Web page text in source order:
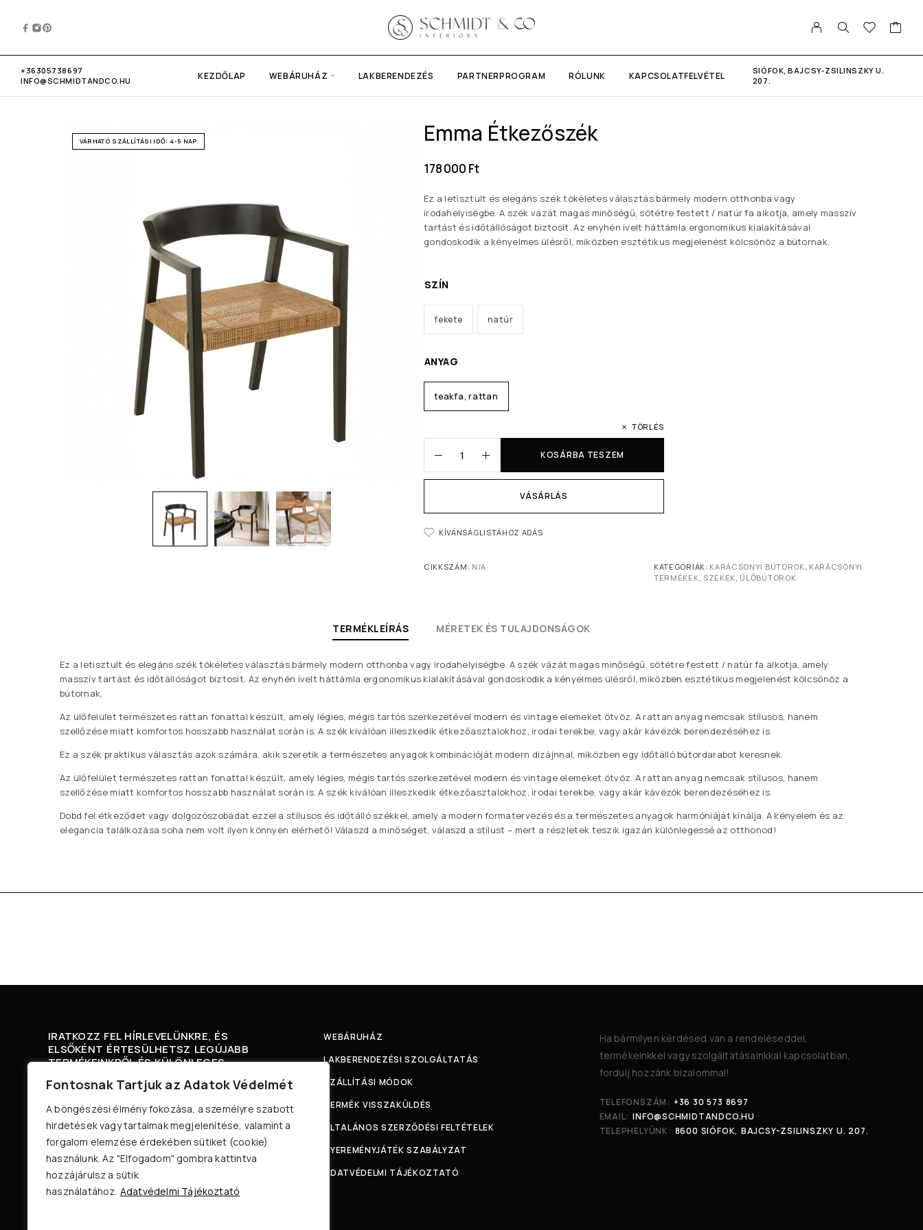
Fontosnak Tartjuk az Adatok Védelmét
A böngészési élmény fokozása, a személyre szabott
hirdetések vagy tartalmak megjelenítése, valamint a
forgalom elemzése érdekében sütiket (cookie)
használunk. Az "Elfogadom" gombra kattintva
hozzájárulsz a sütik
használatához. Adatvédelmi Tájékoztató
+36305738697
INFO@SCHMIDTANDCO.HU
KEZDŐLAP WEBÁRUHÁZ LAKBERENDEZÉS PARTNERPROGRAM RÓLUNK KAPCSOLATFELVÉTEL
SIÓFOK, BAJCSY-ZSILINSZKY U.
207.
VÁRHATÓ SZÁLLÍTÁSI IDŐ: 4-5 NAP Emma Étkezőszék
178 000 Ft
Ez a letisztult és elegáns szék tökéletes választás bármely modern otthonba vagy
irodahelyiségbe. A szék vázát magas minőségű, sötétre festett / natúr fa alkotja, amely masszív
tartást és időtállóságot biztosít. Az enyhén ívelt háttámla ergonomikus kialakításával
gondoskodik a kényelmes ülésről, miközben esztétikus megjelenést kölcsönöz a bútornak.
SZÍN
fekete natúr
ANYAG
teakfa, rattan
TÖRLÉS
KOSÁRBA TESZEM
VÁSÁRLÁS
KÍVÁNSÁGLISTÁHOZ ADÁS
CIKKSZÁM: N/A KATEGÓRIÁK: KARÁCSONYI BÚTOROK, KARÁCSONYI
TERMÉKEK, SZÉKEK, ÜLŐBÚTOROK
TERMÉKLEÍRÁS MÉRETEK ÉS TULAJDONSÁGOK
Ez a letisztult és elegáns szék tökéletes választás bármely modern otthonba vagy irodahelyiségbe. A szék vázát magas minőségű, sötétre festett / natúr fa alkotja, amely
masszív tartást és időtállóságot biztosít. Az enyhén ívelt háttámla ergonomikus kialakításával gondoskodik a kényelmes ülésről, miközben esztétikus megjelenést kölcsönöz a
bútornak.
Az ülőfelület természetes rattan fonattal készült, amely légies, mégis tartós szerkezetével modern és vintage elemeket ötvöz. A rattan anyag nemcsak stílusos, hanem
szellőzése miatt komfortos hosszabb használat során is. A szék kiválóan illeszkedik étkezőasztalokhoz, irodai terekbe, vagy akár kávézók berendezéséhez is.
Ez a szék praktikus választás azok számára, akik szeretik a természetes anyagok kombinációját modern dizájnnal, miközben egy időtálló bútordarabot keresnek.
Az ülőfelület természetes rattan fonattal készült, amely légies, mégis tartós szerkezetével modern és vintage elemeket ötvöz. A rattan anyag nemcsak stílusos, hanem
szellőzése miatt komfortos hosszabb használat során is. A szék kiválóan illeszkedik étkezőasztalokhoz, irodai terekbe, vagy akár kávézók berendezéséhez is.
Dobd fel étkeződet vagy dolgozószobádat ezzel a stílusos és időtálló székkel, amely a modern formatervezés és a természetes anyagok harmóniáját kínálja. A kényelem és az
elegancia találkozása soha nem volt ilyen könnyen elérhető! Válaszd a minőséget, válaszd a stílust – mert a részletek teszik igazán különlegessé az otthonod!
IRATKOZZ FEL HÍRLEVELÜNKRE, ÉS
ELSŐKÉNT ÉRTESÜLHETSZ LEGÚJABB
TERMÉKEINKRŐL ÉS KÜLÖNLEGES
A FELIRATKOZÁSSAL ELFOGADOM AZ ÁSZF-ET
ÉS ADATVÉDELMI NYILATKOZATOT.
WEBÁRUHÁZ
LAKBERENDEZÉSI SZOLGÁLTATÁS
SZÁLLÍTÁSI MÓDOK
TERMÉK VISSZAKÜLDÉS
ÁLTALÁNOS SZERZŐDÉSI FELTÉTELEK
NYEREMÉNYJÁTÉK SZABÁLYZAT
ADATVÉDELMI TÁJÉKOZTATÓ
Ha bármilyen kérdésed van a rendeléseddel,
termékeinkkel vagy szolgáltatásainkkal kapcsolatban,
fordulj hozzánk bizalommal!
TELEFONSZÁM: +36 30 573 8697
EMAIL: INFO@SCHMIDTANDCO.HU
TELEPHELYÜNK: 8600 SIÓFOK, BAJCSY-ZSILINSZKY U. 207.